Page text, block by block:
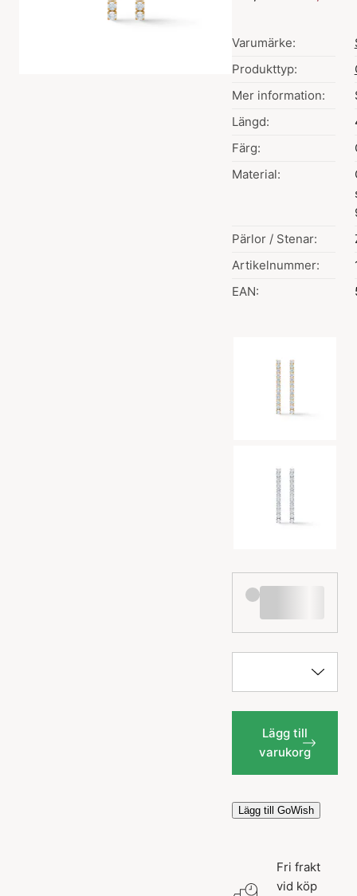
Varumärke:
Produkttyp:
Mer information:
Längd:
Färg:
Material:
Pärlor / Stenar:
Artikelnummer:
EAN:
Lägg till
varukorg
Lägg till GoWish
Fri frakt
vid köp